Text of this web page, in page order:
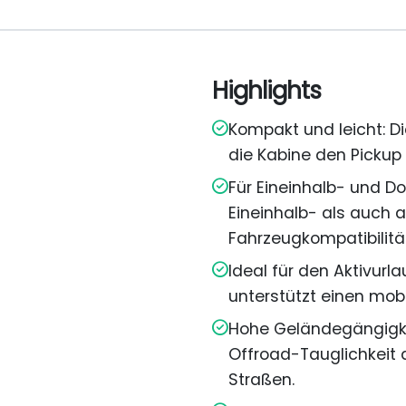
Highlights
Kompakt und leicht:
die Kabine den
Für Eineinhalb- und
Eineinhalb- als auch
Ideal für den
unterstützt einen
Hohe
Offroad-Tauglichkeit
Straßen.